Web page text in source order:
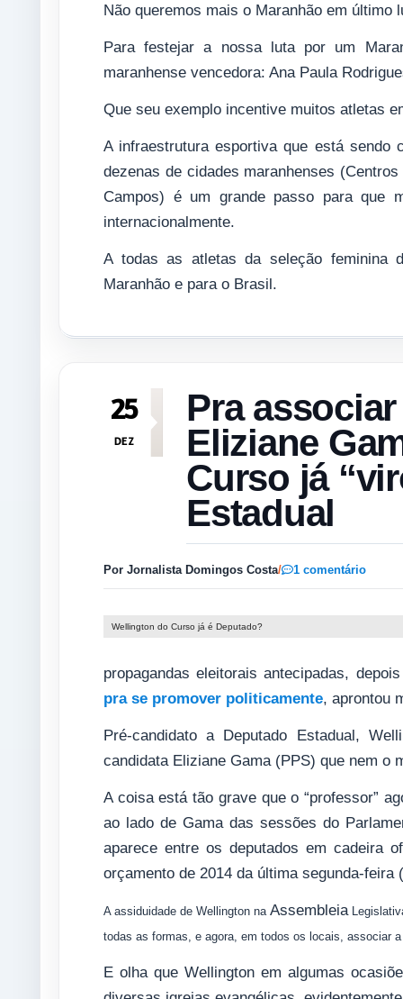
Não queremos mais o Maranhão em último
Para festejar a nossa luta por um
maranhense vencedora: Ana Paula
Que seu exemplo incentive muitos atletas
A infraestrutura esportiva que está sendo
dezenas de cidades maranhenses
Campos) é um grande passo para que
internacionalmente.
A todas as atletas da seleção feminina
Maranhão e para o Brasil.
25
DEZ
Pra
Eliziane
Curso já
Estadual
Por Jornalista Domingos Costa/ 1 comentário
Wellington do Curso já é Deputado?
propagandas eleitorais antecipadas,
pra se promover politicamente, aprontou
Pré-candidato a Deputado Estadual,
candidata Eliziane Gama (PPS) que nem o
A coisa está tão grave que o “professor”
ao lado de Gama das sessões do
aparece entre os deputados em cadeira
orçamento de 2014 da última segunda-feira
A assiduidade de Wellington naAssembleia
todas as formas, e agora, em todos os locais, associar
E olha que Wellington em algumas